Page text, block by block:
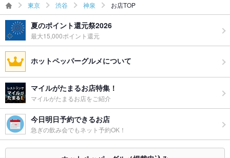
ー
備考
お祝い・サプライズ対応は要事前相談、サプライズプレートも
提供いたします。
東京 渋谷 神泉 お店TOP
夏のポイント還元祭2026
最大15,000ポイント還元
ホットペッパーグルメについて
マイルがたまるお店特集！
マイルがたまるお店をご紹介
今日明日予約できるお店
急ぎの飲み会でもネット予約OK！